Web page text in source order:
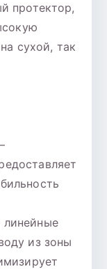
протектор,
сухой, так
из зоны